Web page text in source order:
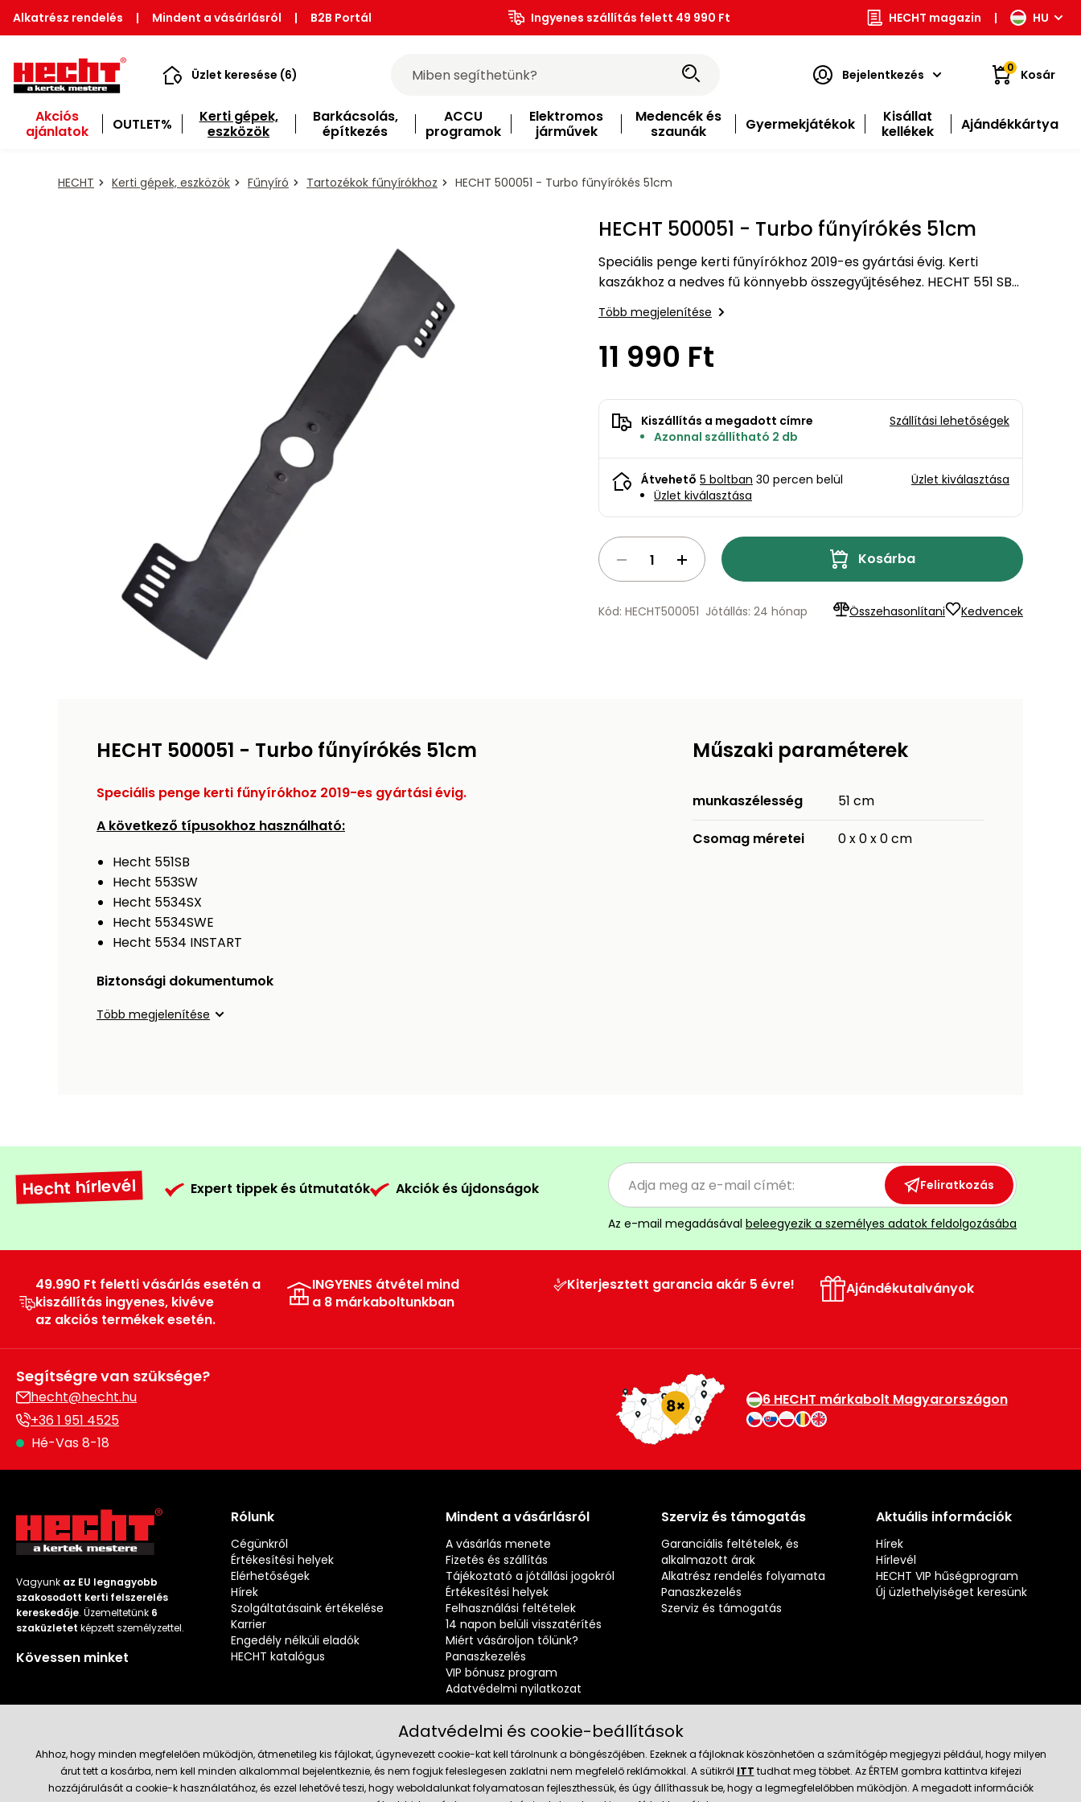
Alkatrész rendelés | Mindent a vásárlásról | B2B Portál Ingyenes szállítás felett 49 990 Ft HECHT magazin | HU
Üzlet keresése (6) Bejelentkezés 0 Kosár
Akciós
ajánlatok
OUTLET%
Kerti gépek,
eszközök
Barkácsolás,
építkezés
ACCU
programok
Elektromos
járművek
Medencék és
szaunák
Gyermekjátékok
Kisállat
kellékek
Ajándékkártya
HECHT Kerti gépek, eszközök Fűnyíró Tartozékok fűnyírókhoz HECHT 500051 - Turbo fűnyírókés 51cm
HECHT 500051 - Turbo fűnyírókés 51cm
Speciális penge kerti fűnyírókhoz 2019-es gyártási évig. Kerti
kaszákhoz a nedves fű könnyebb összegyűjtéséhez. HECHT 551 SB
kaszákhoz, 553 SW, 5534 SX, 5534 SWE, 5534 INSTART. Hossza 51
cm.
Több megjelenítése
11 990 Ft
Kiszállítás a megadott címre
Azonnal szállítható 2 db
Szállítási lehetőségek
Átvehető 5 boltban 30 percen belül
Üzlet kiválasztása
Üzlet kiválasztása
Kosárba
Összehasonlítani Kedvencek
Kód: HECHT500051 Jótállás: 24 hónap
HECHT 500051 - Turbo fűnyírókés 51cm
Speciális penge kerti fűnyírókhoz 2019-es gyártási évig.
A következő típusokhoz használható:
Hecht 551SB
Hecht 553SW
Hecht 5534SX
Hecht 5534SWE
Hecht 5534 INSTART
Biztonsági dokumentumok
Több megjelenítése
Műszaki paraméterek
munkaszélesség 51 cm
Csomag méretei 0 x 0 x 0 cm
Hecht hírlevél Expert tippek és útmutatók Akciók és újdonságok Feliratkozás
Az e-mail megadásával beleegyezik a személyes adatok feldolgozásába
49.990 Ft feletti vásárlás esetén a
kiszállítás ingyenes, kivéve
az akciós termékek esetén.
INGYENES átvétel mind
a 8 márkaboltunkban
Kiterjesztett garancia akár 5 évre! Ajándékutalványok
Segítségre van szüksége?
hecht@hecht.hu
+36 1 951 4525
Hé-Vas 8-18
6 HECHT márkabolt Magyarországon
Vagyunk az EU legnagyobb
szakosodott kerti felszerelés
kereskedője. Üzemeltetünk 6
szaküzletet képzett személyzettel.
Kövessen minket
Rólunk
Cégünkről
Értékesítési helyek
Elérhetőségek
Hírek
Szolgáltatásaink értékelése
Karrier
Engedély nélküli eladók
HECHT katalógus
Mindent a vásárlásról
A vásárlás menete
Fizetés és szállítás
Tájékoztató a jótállási jogokról
Értékesítési helyek
Felhasználási feltételek
14 napon belüli visszatérítés
Miért vásároljon tőlünk?
Panaszkezelés
VIP bónusz program
Adatvédelmi nyilatkozat
Szerviz és támogatás
Garanciális feltételek, és
alkalmazott árak
Alkatrész rendelés folyamata
Panaszkezelés
Szerviz és támogatás
Aktuális információk
Hírek
Hírlevél
HECHT VIP hűségprogram
Új üzlethelyiséget keresünk
Szállítás és fizetési módok Megbízható kereskedő
Adatvédelmi és cookie-beállítások
Ahhoz, hogy minden megfelelően működjön, átmenetileg kis fájlokat, úgynevezett cookie-kat kell tárolnunk a böngészőjében. Ezeknek a fájloknak köszönhetően a számítógép megjegyzi például, hogy milyen
árut tett a kosárba, nem kell minden alkalommal bejelentkeznie, és nem fogjuk feleslegesen zaklatni nem megfelelő reklámokkal. A sütikről ITT tudhat meg többet. Az ÉRTEM gombra kattintva kifejezi
hozzájárulását a cookie-k használatához, és ezzel lehetővé teszi, hogy weboldalunkat folyamatosan fejleszthessük, és úgy állíthassuk be, hogy a legmegfelelőbben működjön. A megadott információk